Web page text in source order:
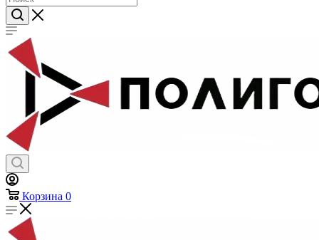
Корзина 0